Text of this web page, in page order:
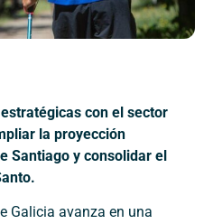
con el sector
la proyección
Santiago y consolidar el
Galicia avanza en una